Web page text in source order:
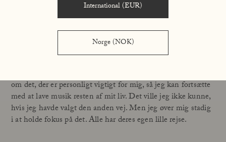
vegne. En ide om, hvad jeg skal gøre for at blive endnu mere
succesfuld. Men jeg har prøvet det, og jeg følte mig rigtig
trist, da jeg gjorde det, for jeg synes, at det sjoveste er at
om det, der er personligt vigtigt for mig, så jeg kan fortsætte
med at lave musik resten af mit liv. Det ville jeg ikke kunne,
hvis jeg havde valgt den anden vej. Men jeg øver mig stadig
i at holde fokus på det. Alle har deres egen lille rejse.
International (EUR)
Norge (NOK)